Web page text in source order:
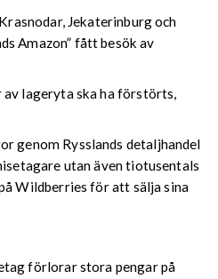
Jekaterinburg och
Amazon” fått besök av
lageryta ska ha förstörts,
genom Rysslands detaljhandel
utan även tiotusentals
Wildberries för att sälja sina
förlorar stora pengar på